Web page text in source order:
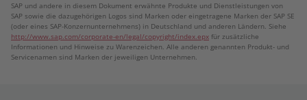
SAP und andere in diesem Dokument erwähnte Produkte und Dienstleistungen von
SAP sowie die dazugehörigen Logos sind Marken oder eingetragene Marken der SAP SE
(oder eines SAP-Konzernunternehmens) in Deutschland und anderen Ländern. Siehe
http://www.sap.com/corporate-en/legal/copyright/index.epx für zusätzliche
Informationen und Hinweise zu Warenzeichen. Alle anderen genannten Produkt- und
Servicenamen sind Marken der jeweiligen Unternehmen.